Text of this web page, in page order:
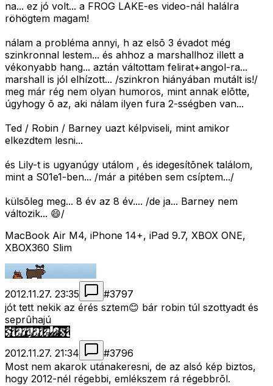
na... ez jó volt... a FROG LAKE-es video-nál halálra
röhögtem magam!
nálam a probléma annyi, h az elsõ 3 évadot még
szinkronnal lestem... és ahhoz a marshallhoz illett a
vékonyabb hang... aztán váltottam felirat+angol-ra...
marshall is jól elhízott... /szinkron hiányában mutált is!/
meg már rég nem olyan humoros, mint annak elõtte,
úgyhogy õ az, aki nálam ilyen fura 2-sségben van...
Ted / Robin / Barney uazt kélpviseli, mint amikor
elkezdtem lesni...
és Lily-t is ugyanúgy utálom , és idegesítõnek találom,
mint a S01e1-ben... /már a pitében sem csíptem.../
külsõleg meg... 8 év az 8 év.... /de ja... Barney nem
változik... 😄/
MacBook Air M4, iPhone 14+, iPad 9.7, XBOX ONE,
XBOX360 Slim
2012.11.27. 23:35 #3797
jót tett nekik az érés sztem😊 bár robin túl szottyadt és
seprûhajú
2012.11.27. 21:34 #3796
Most nem akarok utánakeresni, de az alsó kép biztos,
hogy 2012-nél régebbi, emlékszem rá régebbrõl.